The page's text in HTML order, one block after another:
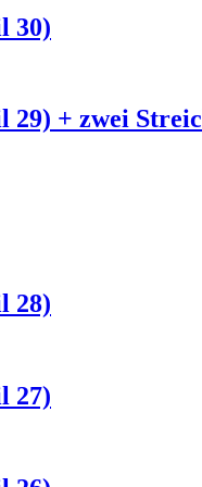
30)
29) + zwei
28)
27)